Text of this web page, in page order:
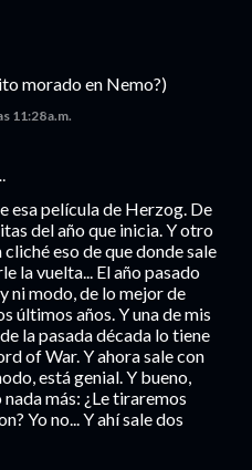
morado en Nemo?)
11:28 a.m.
esa película de Herzog. De
del año que inicia. Y otro
eso de que donde sale
la vuelta... El año pasado
ni modo, de lo mejor de
últimos años. Y una de mis
la pasada década lo tiene
of War. Y ahora sale con
está genial. Y bueno,
más: ¿Le tiraremos
Yo no... Y ahí sale dos